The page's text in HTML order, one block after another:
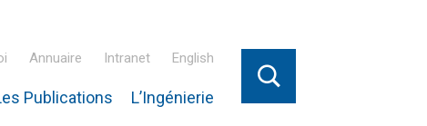
Annuaire Intranet English
Publications L’Ingénierie